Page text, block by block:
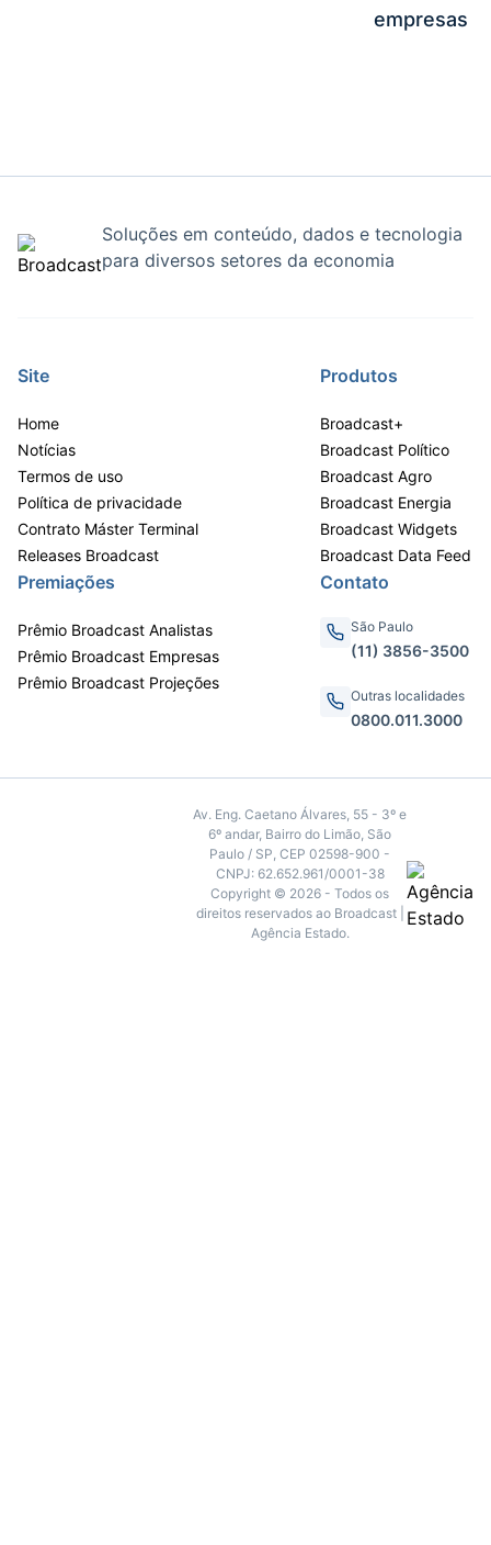
empresas
Soluções em conteúdo, dados e tecnologia
para diversos setores da economia
Site
Home
Notícias
Termos de uso
Política de privacidade
Contrato Máster Terminal
Releases Broadcast
Produtos
Broadcast+
Broadcast Político
Broadcast Agro
Broadcast Energia
Broadcast Widgets
Broadcast Data Feed
Premiações
Prêmio Broadcast Analistas
Prêmio Broadcast Empresas
Prêmio Broadcast Projeções
Contato
São Paulo
(11) 3856-3500
Outras localidades
0800.011.3000
Av. Eng. Caetano Álvares, 55 - 3º e
6º andar, Bairro do Limão, São
Paulo / SP, CEP 02598-900 -
CNPJ: 62.652.961/0001-38
Copyright © 2026 - Todos os
direitos reservados ao Broadcast |
Agência Estado.